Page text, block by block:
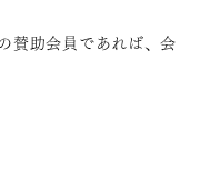
賛助会員であれば、会